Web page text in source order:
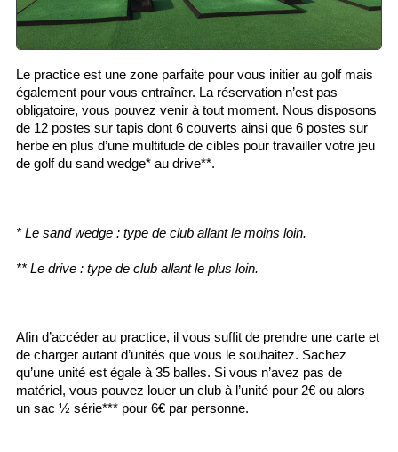
Le practice est une zone parfaite pour vous initier au golf mais
également pour vous entraîner. La réservation n’est pas
obligatoire, vous pouvez venir à tout moment. Nous disposons
de 12 postes sur tapis dont 6 couverts ainsi que 6 postes sur
herbe en plus d’une multitude de cibles pour travailler votre jeu
de golf du sand wedge* au drive**.
* Le sand wedge : type de club allant le moins loin.
** Le drive : type de club allant le plus loin.
Afin d’accéder au practice, il vous suffit de prendre une carte et
de charger autant d’unités que vous le souhaitez. Sachez
qu’une unité est égale à 35 balles. Si vous n’avez pas de
matériel, vous pouvez louer un club à l’unité pour 2€ ou alors
un sac ½ série*** pour 6€ par personne.